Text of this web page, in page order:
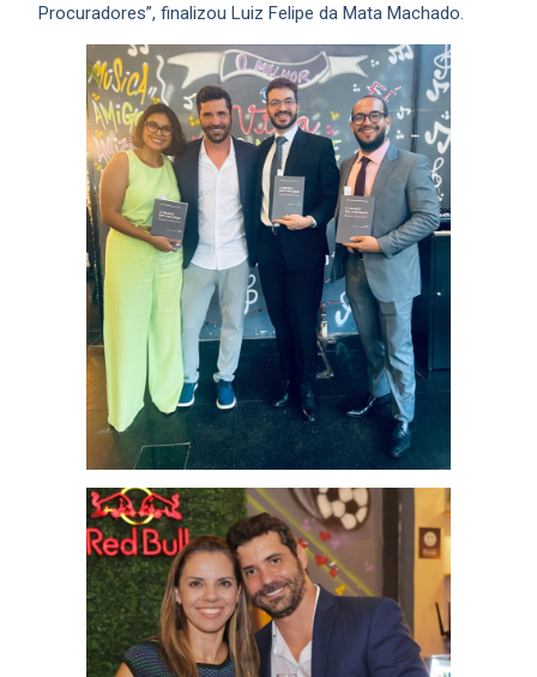
Procuradores”, finalizou Luiz Felipe da Mata Machado.